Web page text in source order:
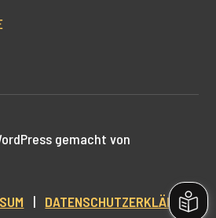
gemacht von
| DATENSCHUTZERKLÄRUNG